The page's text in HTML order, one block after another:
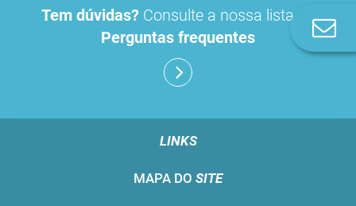
Tem dúvidas? Consulte a nossa lista de
Perguntas frequentes
LINKS
MAPA DO SITE